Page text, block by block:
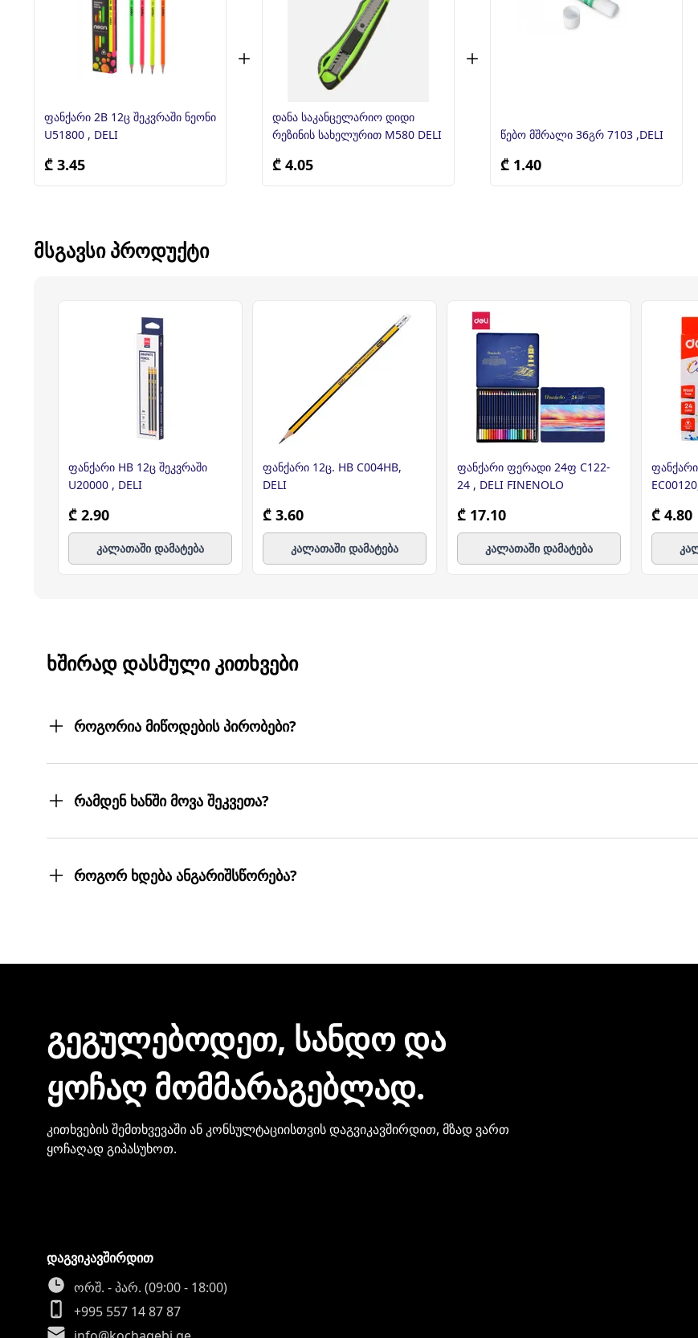
ფანქარი 2B 12ც შეკვრაში ნეონი
U51800 , DELI
₾ 3.45
დანა საკანცელარიო დიდი
რეზინის სახელურით M580 DELI
₾ 4.05
წებო მშრალი 36გრ 7103 ,DELI
₾ 1.40
ᲛᲡᲒᲐᲕᲡᲘ ᲞᲠᲝᲓᲣᲥᲢᲘ
ფანქარი HB 12ც შეკვრაში
U20000 , DELI
₾ 2.90
კალათაში დამატება
ფანქარი 12ც. HB C004HB,
DELI
₾ 3.60
კალათაში დამატება
ფანქარი ფერადი 24ფ C122-
24 , DELI FINENOLO
₾ 17.10
კალათაში დამატება
₾ 4.80
ᲮᲨᲘᲠᲐᲓ ᲓᲐᲡᲛᲣᲚᲘ ᲙᲘᲗᲮᲕᲔᲑᲘ
როგორია მიწოდების პირობები?
სასურველ მისამართებზე მოგიტანთ. მიტანის სერვისი უფასოა.
რამდენ ხანში მოვა შეკვეთა?
თუმცა, ჩვენ ისეთი ყოჩაღები ვართ, 3 სამუშაო დღეც არ დაგვჭირდება.
როგორ ხდება ანგარიშსწორება?
ᲒᲔᲒᲣᲚᲔᲑᲝᲓᲔᲗ, ᲡᲐᲜᲓᲝ ᲓᲐ
ᲧᲝᲩᲐᲦ ᲛᲝᲛᲛᲐᲠᲐᲒᲔᲑᲚᲐᲓ.
კითხვების შემთხვევაში ან კონსულტაციისთვის დაგვიკავშირდით, მზად ვართ
ყოჩაღად გიპასუხოთ.
დაგვიკავშირდით
ორშ. - პარ. (09:00 - 18:00)
+995 557 14 87 87